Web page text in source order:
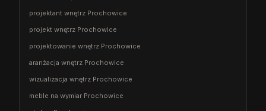
projektant wnętrz Prochowice
projekt wnętrz Prochowice
projektowanie wnętrz Prochowice
aranżacja wnętrz Prochowice
wizualizacja wnętrz Prochowice
meble na wymiar Prochowice